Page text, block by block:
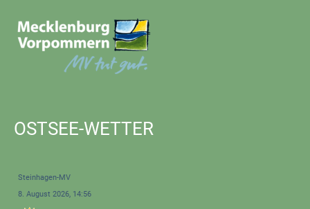
OSTSEE-WETTER
Steinhagen-MV
8. August 2026, 14:56